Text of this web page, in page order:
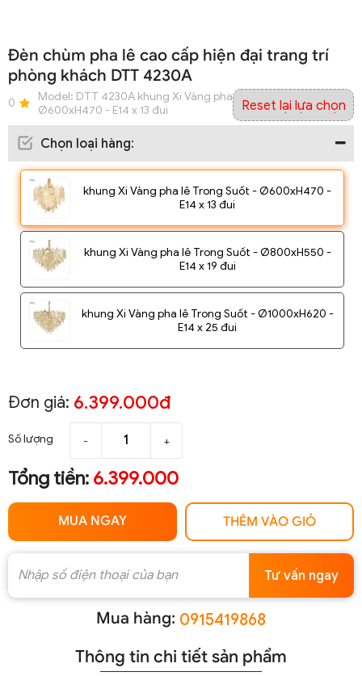
Đèn chùm pha lê cao cấp hiện đại trang trí
phòng khách DTT 4230A
0 Model: DTT 4230A khung Xi Vàng pha lê Trong Suốt -
Ø600xH470 - E14 x 13 đui
Chọn loại hàng:
khung Xi Vàng pha lê Trong Suốt - Ø600xH470 -
E14 x 13 đui
khung Xi Vàng pha lê Trong Suốt - Ø800xH550 -
E14 x 19 đui
khung Xi Vàng pha lê Trong Suốt - Ø1000xH620 -
E14 x 25 đui
Reset lại lựa chọn
Đơn giá: 6.399.000đ
Số lượng - +
Tổng tiền: 6.399.000
MUA NGAY THÊM VÀO GIỎ
Tư vấn ngay
Mua hàng: 0915419868
Thông tin chi tiết sản phẩm